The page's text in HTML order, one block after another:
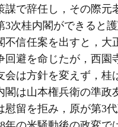
謀で辞任し，その際元
3次桂内閣ができると
不信任案を出すと，大
回避を命じたが，西園
会は方針を変えず，桂
閣は山本権兵衛の準政
慰留を拒み，原が第3